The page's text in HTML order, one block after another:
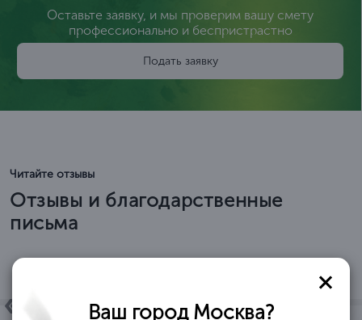
Оставьте заявку, и мы проверим вашу смету
профессионально и беспристрастно
Подать заявку
Читайте отзывы
Отзывы и благодарственные
письма
Ваш город Москва?